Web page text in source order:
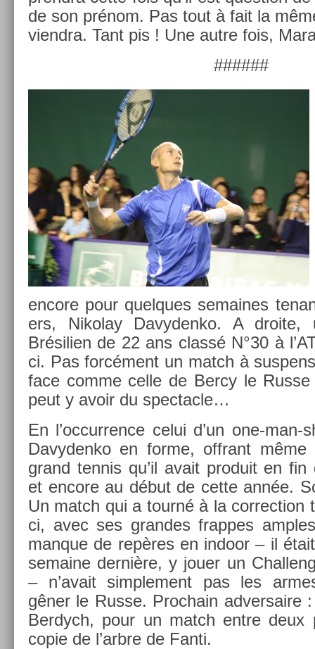
de son prénom. Pas tout à fait la
viendra. Tant pis ! Une autre fois,
######
en­core pour quel­ques semaines
ers, Nikolay Davyden­ko. A droite,
Brésili­en de 22 ans classé N°30 à
ci. Pas forcément un match à
face comme celle de Bercy le
peut y avoir du spec­tacle…
En l’oc­curr­ence celui d’un one-
Davyden­ko en forme, of­frant
grand ten­nis qu’il avait pro­duit en
et en­core au début de cette année.
Un match qui a tourné à la
ci, avec ses gran­des frap­pes
man­que de repères en in­door – il
semaine dernière, y jouer un
– n’avait simple­ment pas les
gêner le Russe. Pro­chain ad­versaire
Be­rdych, pour un match entre deux
copie de l’arbre de Fanti.